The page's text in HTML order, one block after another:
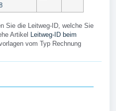
Sie die Leitweg-ID, welche Sie
Artikel Leitweg-ID beim
vom Typ Rechnung